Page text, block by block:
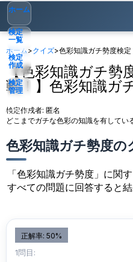
ホーム
検定
一覧
検定
作成
検定
管理
ゲスト▾
ホーム>クイズ>色彩知識ガチ勢度検定
【色彩知識ガチ勢
戦！】色彩知識ガ
検定作成者: 匿名
どこまでガチな色彩の知識を有してい
色彩知識ガチ勢度の
「色彩知識ガチ勢度」に関
すべての問題に回答すると結
正解率: 50%
1問目: